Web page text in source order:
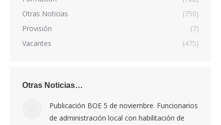
Otras Noticias
(750)
Provisión
(7)
Vacantes
(475)
Otras Noticias…
Publicación BOE 5 de noviembre. Funcionarios
de administración local con habilitación de